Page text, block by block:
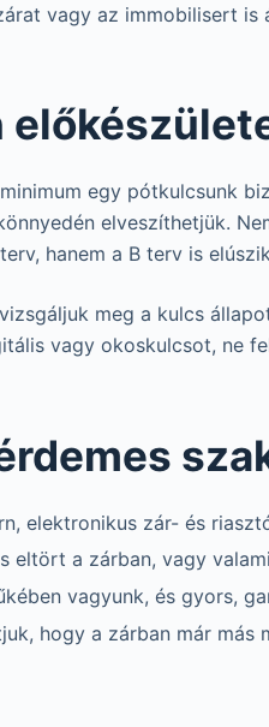
vagy az immobilisert is
egy pótkulcsunk
elveszíthetjük.
hanem a B terv is
meg a kulcs
vagy okoskulcsot, ne
elektronikus zár- és
eltört a zárban, vagy
vagyunk, és gyors,
hogy a zárban már más